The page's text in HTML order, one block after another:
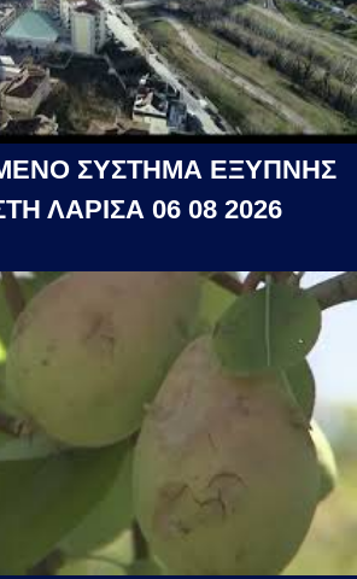
ΣΥΣΤΗΜΑ ΕΞΥΠΝΗΣ
ΛΑΡΙΣΑ 06 08 2026